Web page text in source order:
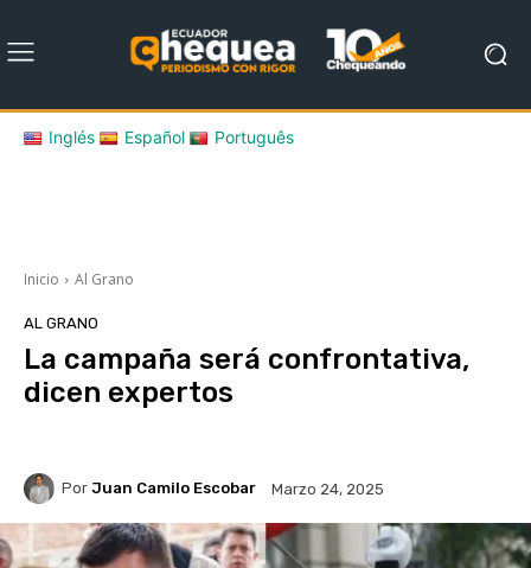
Inglés Español Português
Inicio Al Grano
AL GRANO
La campaña será confrontativa,
dicen expertos
Por Juan Camilo Escobar Marzo 24, 2025